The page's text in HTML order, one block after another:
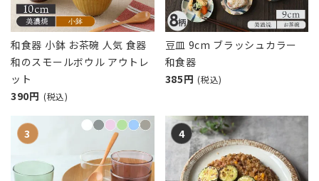
和食器 小鉢 お茶碗 人気 食器
和のスモールボウル アウトレ
ット
390円 (税込)
豆皿 9cm ブラッシュカラー
和食器
385円 (税込)